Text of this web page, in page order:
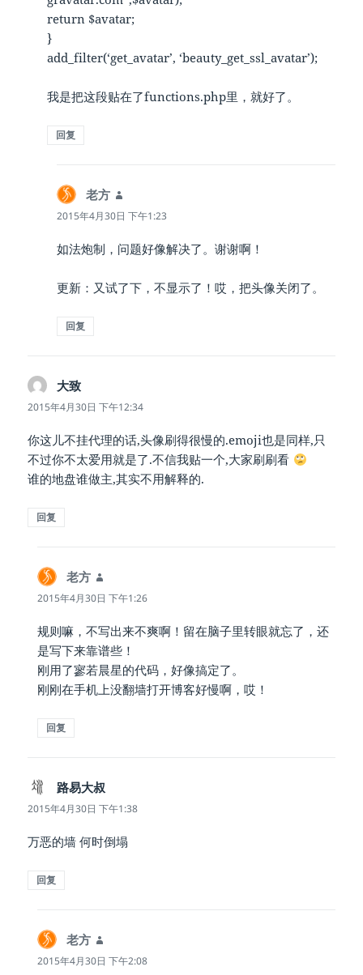
return $avatar;
}
add_filter(‘get_avatar’, ‘beauty_get_ssl_avatar’);
我是把这段贴在了functions.php里，就好了。
回复
老方
道：
2015年4月30日 下午1:23
如法炮制，问题好像解决了。谢谢啊！
更新：又试了下，不显示了！哎，把头像关闭了。
回复
大致
道：
2015年4月30日 下午12:34
你这儿不挂代理的话,头像刷得很慢的.emoji也是同样,只
不过你不太爱用就是了.不信我贴一个,大家刷刷看
谁的地盘谁做主,其实不用解释的.
回复
老方
道：
2015年4月30日 下午1:26
规则嘛，不写出来不爽啊！留在脑子里转眼就忘了，还
是写下来靠谱些！
刚用了寥若晨星的代码，好像搞定了。
刚刚在手机上没翻墙打开博客好慢啊，哎！
回复
路易大叔
道：
2015年4月30日 下午1:38
万恶的墙 何时倒塌
回复
老方
道：
2015年4月30日 下午2:08